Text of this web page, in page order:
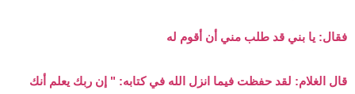
فقال: يا بني قد طلب مني أن أقوم له
قال الغلام: لقد حفظت فيما انزل الله في كتابه: " إن ربك يعلم أنك